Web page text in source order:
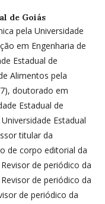
de Goiás
pela Universidade
em Engenharia de
Estadual de
Alimentos pela
doutorado em
Estadual de
Estadual
titular da
de corpo editorial da
de periódico da
de periódico da
de periódico da